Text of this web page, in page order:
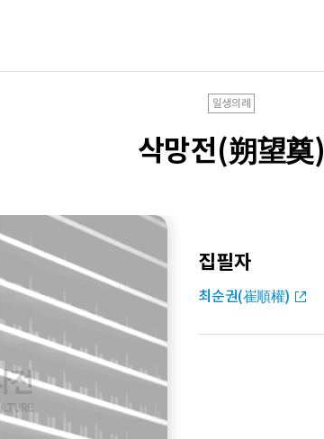
일생의례
삭망전(朔望奠)
집필자
최순권(崔順權)